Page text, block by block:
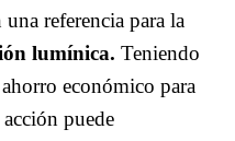
referencia para la
lumínica. Teniendo
económico para
puede